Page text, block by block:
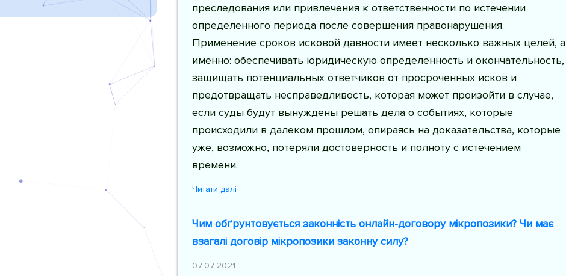
преследования или привлечения к ответственности по истечении
определенного периода после совершения правонарушения.
Применение сроков исковой давности имеет несколько важных целей, а
именно: обеспечивать юридическую определенность и окончательность,
защищать потенциальных ответчиков от просроченных исков и
предотвращать несправедливость, которая может произойти в случае,
если суды будут вынуждены решать дела о событиях, которые
происходили в далеком прошлом, опираясь на доказательства, которые
уже, возможно, потеряли достоверность и полноту с истечением
времени.
Читати далі
Чим обґрунтовується законність онлайн-договору мікропозики? Чи має
взагалі договір мікропозики законну силу?
07.07.2021